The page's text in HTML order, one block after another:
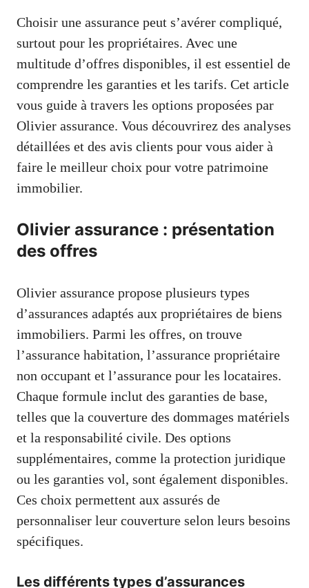
Choisir une assurance peut s’avérer compliqué,
surtout pour les propriétaires. Avec une
multitude d’offres disponibles, il est essentiel de
comprendre les garanties et les tarifs. Cet article
vous guide à travers les options proposées par
Olivier assurance. Vous découvrirez des analyses
détaillées et des avis clients pour vous aider à
faire le meilleur choix pour votre patrimoine
immobilier.
Olivier assurance : présentation
des offres
Olivier assurance propose plusieurs types
d’assurances adaptés aux propriétaires de biens
immobiliers. Parmi les offres, on trouve
l’assurance habitation, l’assurance propriétaire
non occupant et l’assurance pour les locataires.
Chaque formule inclut des garanties de base,
telles que la couverture des dommages matériels
et la responsabilité civile. Des options
supplémentaires, comme la protection juridique
ou les garanties vol, sont également disponibles.
Ces choix permettent aux assurés de
personnaliser leur couverture selon leurs besoins
spécifiques.
Les différents types d’assurances